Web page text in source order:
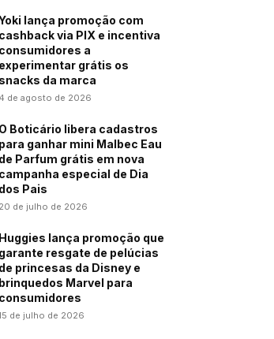
lança promoção com
cashback via PIX e incentiva
consumidores a
experimentar grátis os
snacks da marca
4 de agosto de 2026
O Boticário libera cadastros
para ganhar mini Malbec Eau
de Parfum grátis em nova
campanha especial de Dia
dos Pais
20 de julho de 2026
Huggies lança promoção que
garante resgate de pelúcias
de princesas da Disney e
brinquedos Marvel para
consumidores
de julho de 2026